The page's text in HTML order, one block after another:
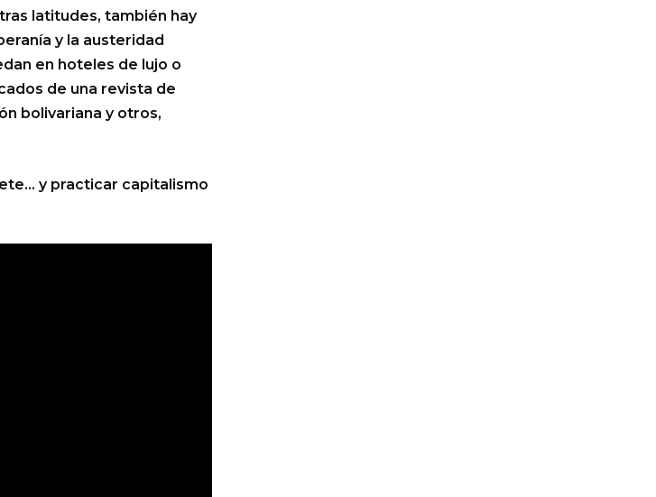
latitudes, también hay
y la austeridad
en hoteles de lujo o
de una revista de
bolivariana y otros,
y practicar capitalismo